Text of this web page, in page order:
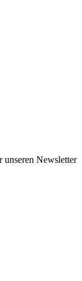
unseren Newsletter